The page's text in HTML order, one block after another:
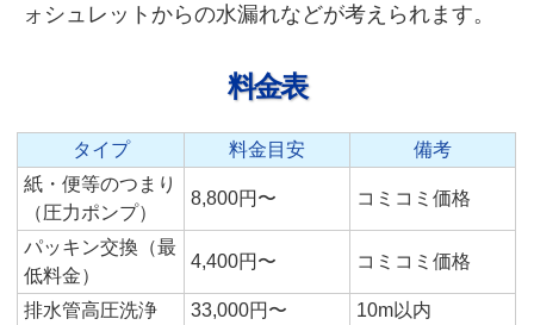
ォシュレットからの水漏れなどが考えられます。
料金表
タイプ 料金目安
備考
紙・便等のつまり
（圧力ポンプ）
8,800円〜 コミコミ価格
パッキン交換（最
低料金）
4,400円〜 コミコミ価格
排水管高圧洗浄 33,000円〜
10m以内